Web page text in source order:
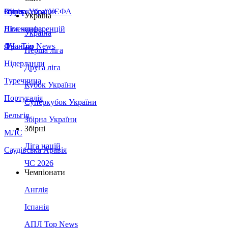
Збірна України
Італія
Німеччина
Франція
Нідерланди
Туреччина
Португалія
Бельгія
МЛС
Саудівська Аравія
Суперкубок УЄФА
Ліга конференцій
ЛЧ - Top News
Україна
Україна
Перша ліга
Друга ліга
Кубок України
Суперкубок України
Збірна України
Збірні
Ліга націй
ЧС 2026
Чемпіонати
Англія
Іспанія
АПЛ Top News